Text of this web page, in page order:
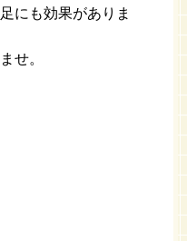
にも効果がありま
せ。